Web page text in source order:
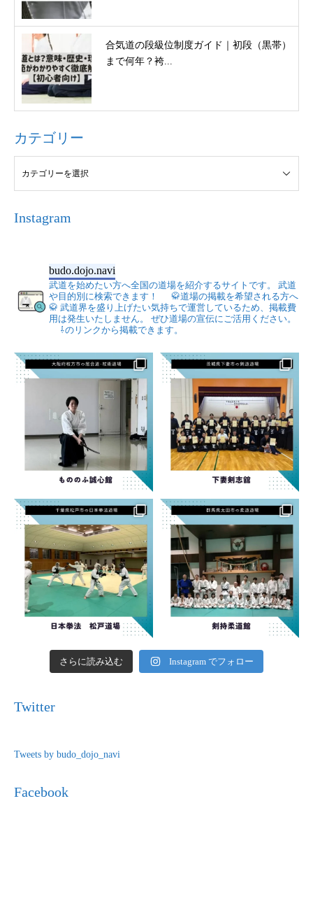
合気道の段級位制度ガイド｜初段（黒帯）
まで何年？袴...
カテゴリー
Instagram
budo.dojo.navi
武道を始めたい方へ全国の道場を紹介するサイトです。
武道
や目的別に検索できます！
🥋道場の掲載を希望される方へ
🥋 武道界を盛り上げたい気持ちで運営しているため、掲載費
用は発生いたしません。
ぜひ道場の宣伝にご活用ください。
⇩のリンクから掲載できます。
さらに読み込む Instagram でフォロー
Twitter
Tweets by budo_dojo_navi
Facebook